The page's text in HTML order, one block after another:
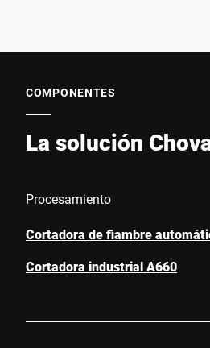
COMPONENTES
La solución
Procesamiento
Cortadora de fiambre
Cortadora industrial A660